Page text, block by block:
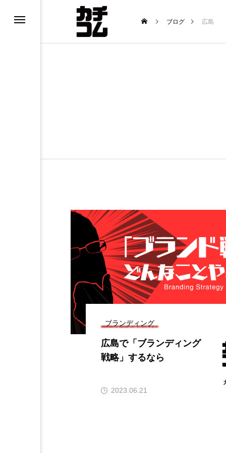
ブログ 広島
ブランディング
広島で「ブランディング
戦略」するなら
2023.06.21